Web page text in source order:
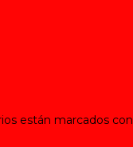
están marcados con